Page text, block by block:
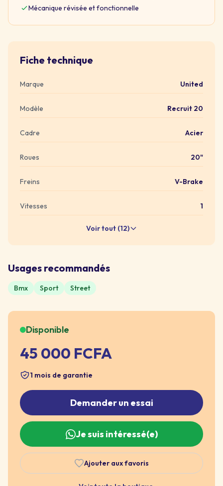
Mécanique révisée et fonctionnelle
Fiche technique
Marque United
Modèle Recruit 20
Cadre Acier
Roues 20"
Freins V-Brake
Vitesses 1
Voir tout (12)
Usages recommandés
Bmx Sport Street
Disponible
45 000 FCFA
1 mois de garantie
Demander un essai
Je suis intéressé(e)
Ajouter aux favoris